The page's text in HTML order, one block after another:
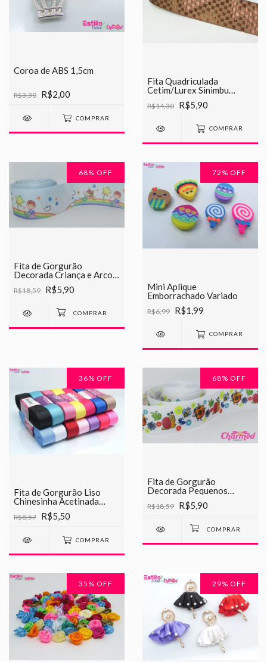
Coroa de ABS 1,5cm
R$3,30 R$2,00
COMPRAR
Fita Quadriculada
Cetim/Lurex Sinimbu
R$14,30 R$5,90
COMPRAR
68% OFF
Fita de Gorgurão
Decorada Criança e Arco
Iris Chinesinha 38mm
R$18,59 R$5,90
72 % OFF
Mini Aplique
Emborrachado Variado
R$6,99 R$1,99
COMPRAR
36% OFF
Fita de Gorgurão Liso
Chinesinha Acetinada
R$8,57 R$5,50
COMPRAR
68% OFF
Fita de Gorgurão
Decorada Pequenos
Insetos Chinesinha 38mm
R$18,59 R$5,90
35 % OFF 29% OFF